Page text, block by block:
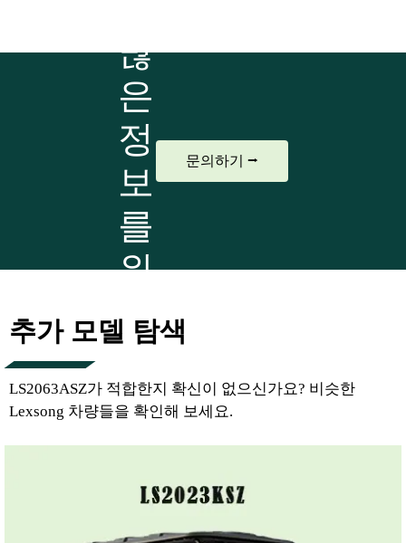
많
은
정
보
를
위
해
문의하기 ⭢
추가 모델 탐색
LS2063ASZ가 적합한지 확신이 없으신가요? 비슷한
Lexsong 차량들을 확인해 보세요.